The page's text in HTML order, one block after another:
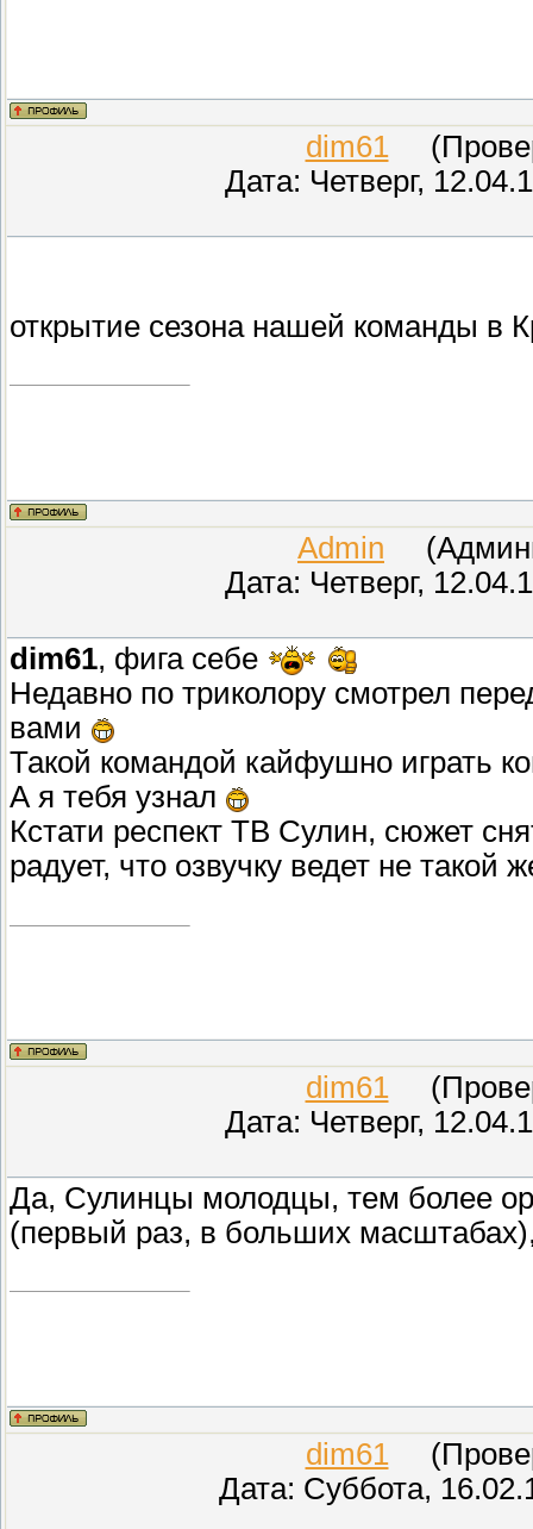
dim61
Дата: Четверг,
открытие сезона нашей команды в
Admin
Дата: Четверг,
dim61, фига себе
Недавно по триколору смотрел
вами
Такой командой кайфушно играть
А я тебя узнал
Кстати респект ТВ Сулин, сюжет
радует, что озвучку ведет не
dim61
Дата: Четверг,
Да, Сулинцы молодцы, тем более
(первый раз, в больших
dim61
Дата: Суббота,